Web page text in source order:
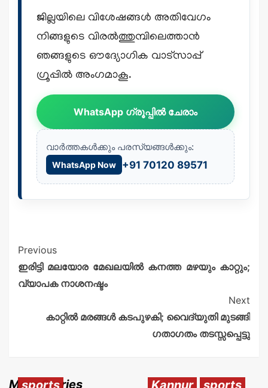
ജില്ലയിലെ വിശേഷങ്ങൾ അതിവേഗം
നിങ്ങളുടെ വിരൽത്തുമ്പിലെത്താൻ
ഞങ്ങളുടെ ഔദ്യോഗിക വാട്സാപ്പ്
ഗ്രൂപ്പിൽ അംഗമാകൂ.
WhatsApp ഗ്രൂപ്പിൽ ചേരാം
വാർത്തകൾക്കും പരസ്യങ്ങൾക്കും:
WhatsApp Now +91 70120 89571
Previous
ഇരിട്ടി മലയോര മേഖലയിൽ കനത്ത മഴയും കാറ്റും;
വ്യാപക നാശനഷ്ടം
Next
കാറ്റിൽ മരങ്ങൾ കടപുഴകി; വൈദ്യുതി മുടങ്ങി
ഗതാഗതം തടസ്സപ്പെട്ടു
More Stories
sports Kannur sports